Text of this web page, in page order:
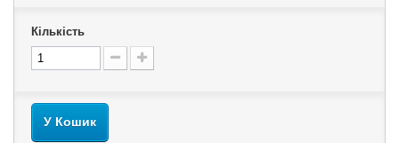
Кількість
У Кошик